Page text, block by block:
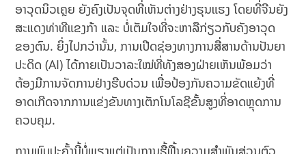
ອາວຸດນິວເຄຼຍ ຍັງຄົງເປັນຈຸດທີ່ເຫັນຕ່າງຢ່າງຮຸນແຮງ ໂດຍທີ່ຈີນຍັງ
ສະແດງທ່າທີແຂງກ້າ ແລະ ບໍ່ເຕັມໃຈທີ່ຈະຫາລືກ່ຽວກັບຄັງອາວຸດ
ຂອງຕົນ. ຍິ່ງໄປກວ່ານັ້ນ, ການເປີດຊ່ອງທາງການສື່ສານດ້ານປັນຍາ
ປະດິດ (AI) ໄດ້ກາຍເປັນວາລະໃໝ່ທີ່ທັງສອງຝ່າຍເຫັນພ້ອມວ່າ
ຕ້ອງມີການຈັດການຢ່າງຮີບດ່ວນ ເພື່ອປ້ອງກັນຄວາມຂັດແຍ້ງທີ່
ອາດເກີດຈາກການແຂ່ງຂັນທາງເຕັກໂນໂລຊີຂັ້ນສູງທີ່ອາດຫຼຸດການ
ຄວບຄຸມ.
ການພົບປະຄັ້ງນີ້ບໍ່ພຽງແຕ່ເປັນການຮື້ຟື້ນຄວາມສຳພັນສ່ວນຕົວ